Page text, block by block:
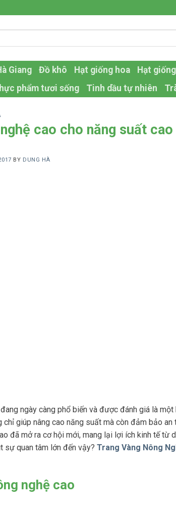
Giang Đồ khô Hạt giống hoa Hạt
phẩm tươi sống Tinh dầu tự nhiên
cao cho năng suất cao
BY DUNG HÀ
ngày càng phổ biến và được đánh giá là
giúp nâng cao năng suất mà còn đảm bảo an
đã mở ra cơ hội mới, mang lại lợi ích kinh tế từ
sự quan tâm lớn đến vậy? Trang Vàng Nông
nghệ cao